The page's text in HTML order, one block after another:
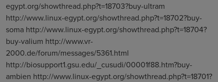
egypt.org/showthread.php?t=18703?buy-ultram
http://www.linux-egypt.org/showthread.php?t=18702?buy-
soma http://www.linux-egypt.org/showthread.php?t=18704?
buy-valium http://www.vr-
2000.de/forum/messages/5361.html
http://biosupport1.gsu.edu/_cusudi/00001f88.htm?buy-
ambien http://www.linux-egypt.org/showthread.php?t=18701?